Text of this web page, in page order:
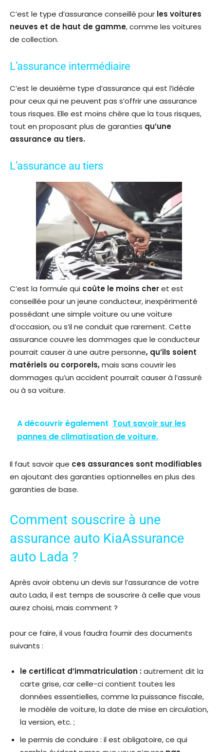
C’est le type d’assurance conseillé pour les voitures
neuves et de haut de gamme, comme les voitures
de collection.
L’assurance intermédiaire
C’est le deuxième type d’assurance qui est l’idéale
pour ceux qui ne peuvent pas s’offrir une assurance
tous risques. Elle est moins chère que la tous risques,
tout en proposant plus de garanties qu’une
assurance au tiers.
L’assurance au tiers
C’est la formule qui coûte le moins cheret est
conseillée pour un jeune conducteur, inexpérimenté
possédant une simple voiture ou une voiture
d’occasion, ou s’il ne conduit que rarement. Cette
assurance couvre les dommages que le conducteur
pourrait causer à une autre personne, qu’ils soient
matériels ou corporels,mais sans couvrir les
dommages qu’un accident pourrait causer à l’assuré
ou à sa voiture.
A découvrir également Tout savoir sur les
pannes de climatisation de voiture.
Il faut savoir que ces assurances sont modifiables
en ajoutant des garanties optionnelles en plus des
garanties de base.
Comment souscrire à une
assurance auto KiaAssurance
auto Lada ?
Après avoir obtenu un devis sur l’assurance de votre
auto Lada, il est temps de souscrire à celle que vous
aurez choisi, mais comment ?
pour ce faire, il vous faudra fournir des documents
suivants :
le certificat d’immatriculation :autrement dit la
carte grise, car celle-ci contient toutes les
données essentielles, comme la puissance fiscale,
le modèle de voiture, la date de mise en circulation,
la version, etc. ;
le permis de conduire : il est obligatoire, ce qui